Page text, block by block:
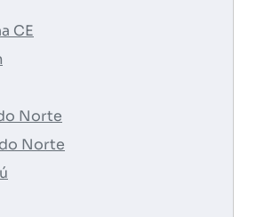
CE
Norte
Norte